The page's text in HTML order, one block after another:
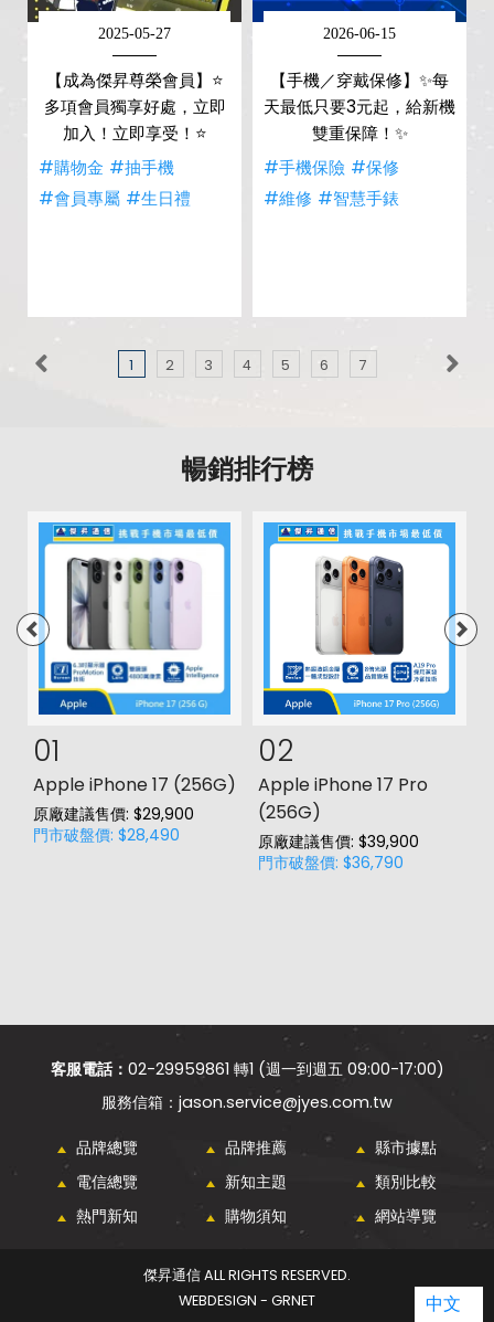
2025-05-27
【成為傑昇尊榮會員】⭐
多項會員獨享好處，立即
加入！立即享受！⭐
#購物金 #抽手機
#會員專屬 #生日禮
2026-06-15
【手機／穿戴保修】✨每
天最低只要3元起，給新機
雙重保障！✨
#手機保險 #保修
#維修 #智慧手錶
1 2 3 4 5 6 7
暢銷排行榜
01
Apple iPhone 17 (256G)
原廠建議售價: $29,900
門市破盤價: $28,490
02
Apple iPhone 17 Pro
(256G)
原廠建議售價: $39,900
門市破盤價: $36,790
客服電話： 02-29959861 轉1 (週一到週五 09:00-17:00)
jason.service@jyes.com.tw
品牌總覽 品牌推薦
縣市據點
電信總覽
新知主題
類別比較
熱門新知
購物須知 網站導覽
傑昇通信 ALL RIGHTS RESERVED.
WEBDESIGN - GRNET
中文